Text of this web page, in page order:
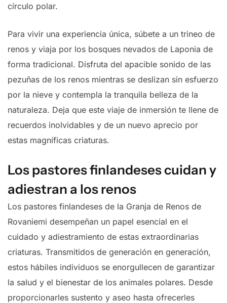
círculo polar.
Para vivir una experiencia única, súbete a un trineo de
renos y viaja por los bosques nevados de Laponia de
forma tradicional. Disfruta del apacible sonido de las
pezuñas de los renos mientras se deslizan sin esfuerzo
por la nieve y contempla la tranquila belleza de la
naturaleza. Deja que este viaje de inmersión te llene de
recuerdos inolvidables y de un nuevo aprecio por
estas magníficas criaturas.
Los pastores finlandeses cuidan y
adiestran a los renos
Los pastores finlandeses de la Granja de Renos de
Rovaniemi desempeñan un papel esencial en el
cuidado y adiestramiento de estas extraordinarias
criaturas. Transmitidos de generación en generación,
estos hábiles individuos se enorgullecen de garantizar
la salud y el bienestar de los animales polares. Desde
proporcionarles sustento y aseo hasta ofrecerles